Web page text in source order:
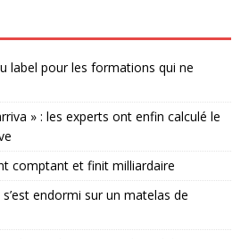
label pour les formations qui ne
» : les experts ont enfin calculé le
comptant et finit milliardaire
endormi sur un matelas de